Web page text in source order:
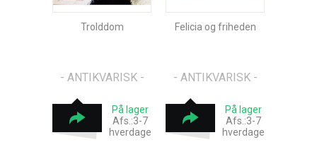
Trolddom
- ANTIKVARISK -
På lager
Afs.:3-7
hverdage
Felicia og friheden
- ANTIKVARISK -
På lager
Afs.:3-7
hverdage